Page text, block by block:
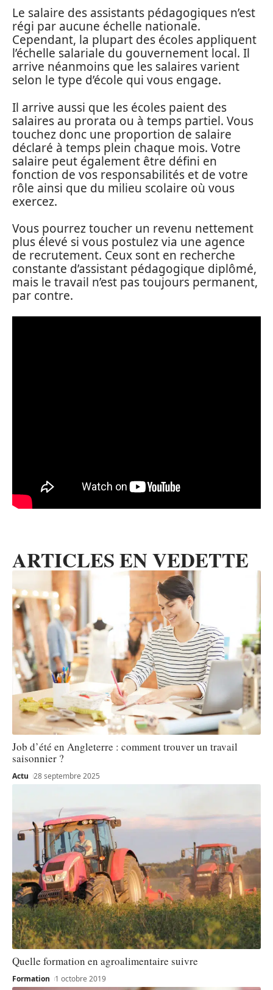
Le salaire des assistants pédagogiques n’est
régi par aucune échelle nationale.
Cependant, la plupart des écoles appliquent
l’échelle salariale du gouvernement local. Il
arrive néanmoins que les salaires varient
selon le type d’école qui vous engage.
Il arrive aussi que les écoles paient des
salaires au prorata ou à temps partiel. Vous
touchez donc une proportion de salaire
déclaré à temps plein chaque mois. Votre
salaire peut également être défini en
fonction de vos responsabilités et de votre
rôle ainsi que du milieu scolaire où vous
exercez.
Vous pourrez toucher un revenu nettement
plus élevé si vous postulez via une agence
de recrutement. Ceux sont en recherche
constante d’assistant pédagogique diplômé,
mais le travail n’est pas toujours permanent,
par contre.
ARTICLES EN VEDETTE
Job d’été en Angleterre : comment trouver un travail
saisonnier ?
Actu 28 septembre 2025
Quelle formation en agroalimentaire suivre
Formation 1 octobre 2019